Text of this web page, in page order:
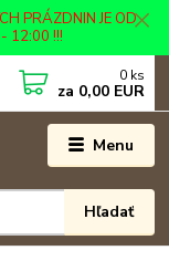
PRÁZDNIN JE OD
12:00 !!!
Menu
Hľadať
0 ks
za 0,00 EUR